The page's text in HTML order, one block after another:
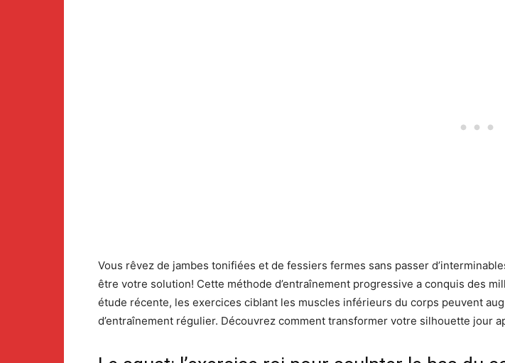
Vous rêvez de jambes tonifiées et de fessiers fermes sans passer
être votre solution! Cette méthode d’entraînement progressive a conquis des
étude récente, les exercices ciblant les muscles inférieurs du corps peuvent
d’entraînement régulier. Découvrez comment transformer votre silhouette jour